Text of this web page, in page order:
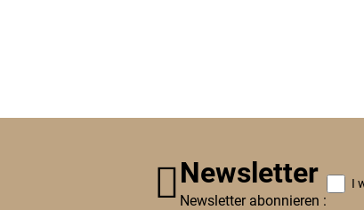
Newsletter
Newsletter abonnieren :
I